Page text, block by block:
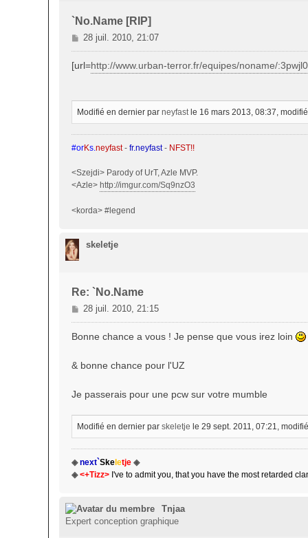
`No.Name [RIP]
M
e
s
g
e
28 juil. 2010, 21:07
[url=http://www.urban-terror.fr/equipes/noname/
Modifié en dernier par neyfast le 16 mars 2013, 08:37,
#orKs. neyfast- fr.neyfast- NFST!!
<Szejdi> Parody of UrT, Azle MVP.
<Azle> http://imgur.com/Sq9nzO3
<korda> #legend
skeletje
Re: `No.Name
M
e
g
28 juil. 2010, 21:15
Bonne chance a vous ! Je pense que vous irez loin
& bonne chance pour l'UZ
Je passerais pour une pcw sur votre mumble
Modifié en dernier par skeletje le 29 sept. 2011, 07:21,
◈ next`Skeletje ◈
◈<+Tizz> I've to admit you, that you have the most retarded
Tnjaa
Expert conception graphique